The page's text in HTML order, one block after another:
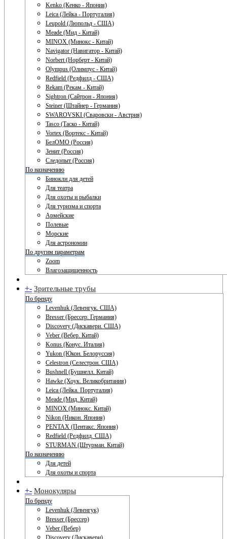
Kenko (Кенко - Япония)
Leica (Лейка - Португалия)
Leupold (Люпольд - США)
Meade (Мид - Китай)
MINOX (Минокс - Китай)
Navigator (Навигатор - Китай)
Norbert (Норберт - Китай)
Olympus (Олимпус - Китай)
Redfield (Редфилд - США)
Rekam (Рекам - Китай)
Sightron (Сайтрон - Япония)
Steiner (Штайнер - Германия)
SWAROVSKI (Сваровски - Австрия)
Tasco (Таско - Китай)
Vortex (Вортекс - Китай)
БелОМО (Россия)
Зенит (Россия)
Следопыт (Россия)
По назначению
Бинокли для детей
Для театра
Для охоты и рыбалки
Для туризма и спорта
Армейские
Полевые
Морские
Для астрономии
По другим параметрам
Zoom
Влагозащищенность
+- Зрительные трубы
По бренду
Levenhuk (Левенгук. США)
Bresser (Брессер. Германия)
Discovery (Дискавери. США)
Veber (Вебер. Китай)
Konus (Конус. Италия)
Yukon (Юкон. Белоруссия)
Celestron (Селестрон. США)
Bushnell (Бушнелл. Китай)
Hawke (Хоук. Великобритания)
Leica (Лейка. Португалия)
Meade (Мид. Китай)
MINOX (Минокс. Китай)
Nikon (Никон. Япония)
PENTAX (Пентакс. Япония)
Redfield (Редфилд. США)
STURMAN (Штурман. Китай)
По назначению
Для детей
Для охоты и спорта
+- Монокуляры
По бренду
Levenhuk (Левенгук)
Bresser (Брессер)
Veber (Вебер)
Discovery (Дискавери)